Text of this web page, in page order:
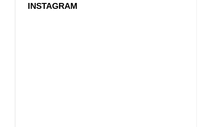
INSTAGRAM